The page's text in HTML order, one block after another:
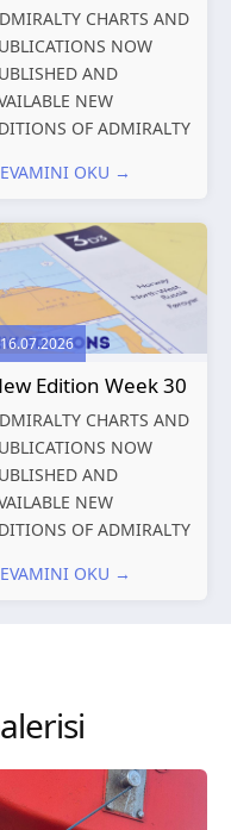
CHARTS AND
NOW
AND
NEW
OF ADMIRALTY
New
published 06
2026 Chart Title,
and other remarks
China – Chang...
OKU →
16.07.2026
Edition Week 30
CHARTS AND
NOW
AND
NEW
OF ADMIRALTY
New
Chart
limits and other
67 Gulf of...
OKU →